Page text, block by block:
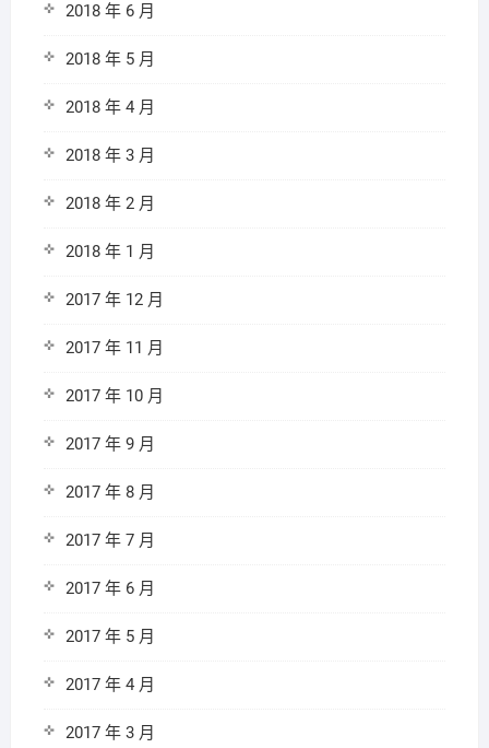
2018 年 6 月
2018 年 5 月
2018 年 4 月
2018 年 3 月
2018 年 2 月
2018 年 1 月
2017 年 12 月
2017 年 11 月
2017 年 10 月
2017 年 9 月
2017 年 8 月
2017 年 7 月
2017 年 6 月
2017 年 5 月
2017 年 4 月
2017 年 3 月